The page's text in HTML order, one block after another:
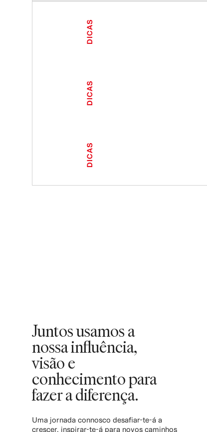
DICAS
DICAS
DICAS
Juntos usamos a
nossa influência,
visão e
conhecimento para
fazer a diferença.
Uma jornada connosco desafiar-te-á a
crescer, inspirar-te-á para novos caminhos